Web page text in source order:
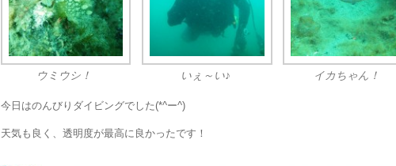
ウミウシ！ いぇ～い♪ イカちゃん！
今日はのんびりダイビングでした(*^ー^)
天気も良く、透明度が最高に良かったです！